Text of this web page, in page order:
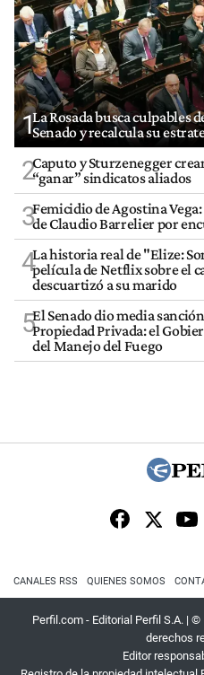
1La Rosada busca culpables
Senado y recalcula su
2Caputo y Sturzenegger
“ganar” sindicatos aliados
3Femicidio de Agostina
de Claudio Barrelier por
4La historia real de "Elize:
película de Netflix sobre el
descuartizó a su marido
5El Senado dio media
Propiedad Privada: el
del Manejo del Fuego
CANALES RSS QUIENES SOMOS
Perfil.com - Editorial Perfil S.A. | ©
derechos
Editor